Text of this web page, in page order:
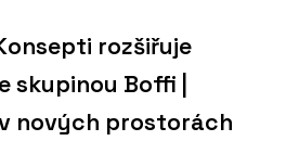
rozšiřuje
skupinou Boffi |
nových prostorách